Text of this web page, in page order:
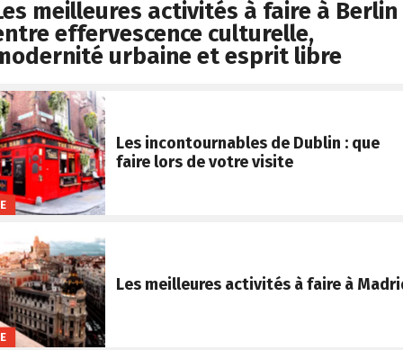
meilleures activités à faire à Berlin
effervescence culturelle,
urbaine et esprit libre
Les incontournables de Dublin : que
faire lors de votre visite
Les meilleures activités à faire à